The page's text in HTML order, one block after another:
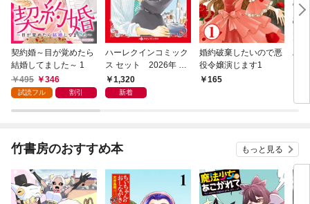
契約婚～目が覚めたら
結婚してました～ 1
495
346
試読フル 割引
ハーレクインコミック
ス セット 2026年 vo
l.1015
1,320
新着
婚約破棄したいので悪
役令嬢演じます1
165
ハ
竹書房のおすすめ本 もっと見る